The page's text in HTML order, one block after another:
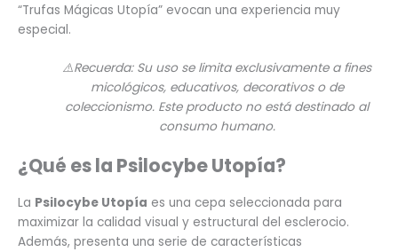
“Trufas Mágicas Utopía” evocan una experiencia muy
especial.
⚠️Recuerda: Su uso se limita exclusivamente a fines
micológicos, educativos, decorativos o de
coleccionismo. Este producto no está destinado al
consumo humano.
¿Qué es la Psilocybe Utopía?
La Psilocybe Utopía es una cepa seleccionada para
maximizar la calidad visual y estructural del esclerocio.
Además, presenta una serie de características